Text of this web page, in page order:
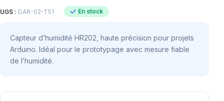
UGS : DAR-02-T51 En stock
Capteur d’humidité HR202, haute précision pour projets
Arduino. Idéal pour le prototypage avec mesure fiable
de l’humidité.